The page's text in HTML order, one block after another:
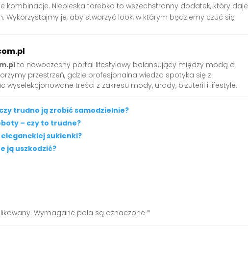
kombinacje. Niebieska torebka to wszechstronny dodatek, który daje
Wykorzystajmy je, aby stworzyć look, w którym będziemy czuć się
to nowoczesny portal lifestylowy balansujący między modą a
przestrzeń, gdzie profesjonalna wiedza spotyka się z
wyselekcjonowane treści z zakresu mody, urody, biżuterii i lifestyle.
trudno ją zrobić samodzielnie?
– czy to trudne?
sukienki?
ją uszkodzić?
Wymagane pola są oznaczone *